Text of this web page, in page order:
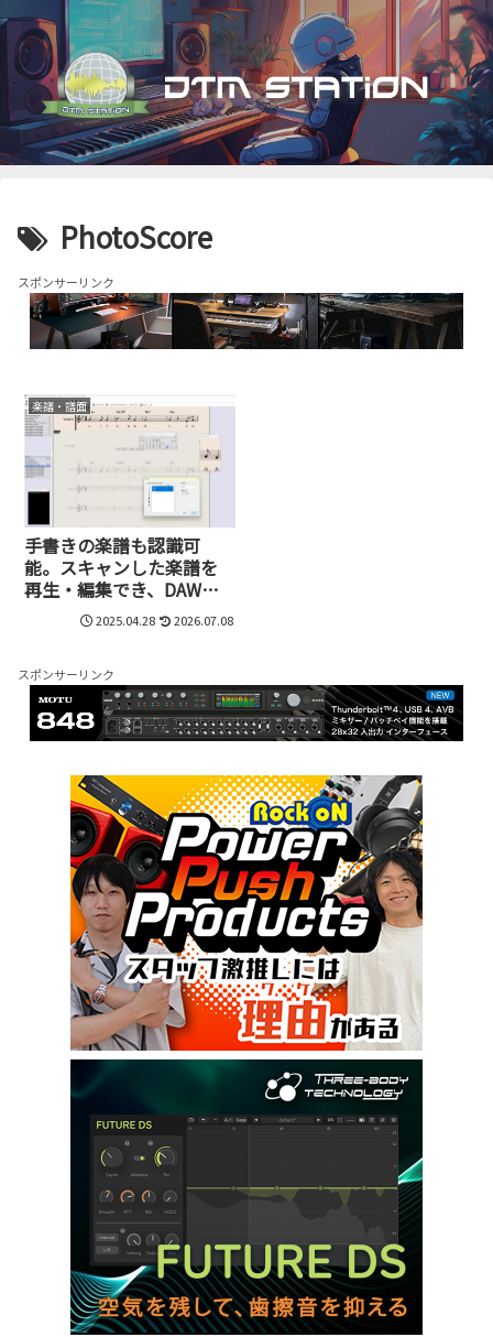
PhotoScore
スポンサーリンク
楽譜・譜面
手書きの楽譜も認識可
能。スキャンした楽譜を
再生・編集でき、DAWへ
の受け渡しもできる
Win/Mac対応の
Ultimate
2025.04.28 2026.07.08
スポンサーリンク